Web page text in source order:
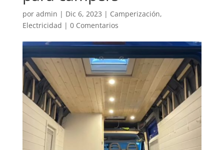
por admin | Dic 6, 2023 | Camperización,
Electricidad | 0 Comentarios